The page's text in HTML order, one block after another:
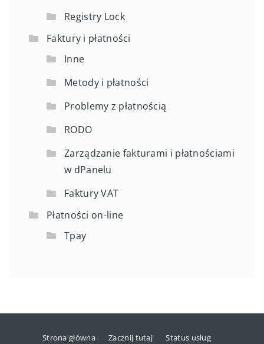
Registry Lock
Faktury i płatności
Inne
Metody i płatności
Problemy z płatnością
RODO
Zarządzanie fakturami i płatnościami
w dPanelu
Faktury VAT
Płatności on-line
Tpay
Strona główna Zacznij tutaj Status usług